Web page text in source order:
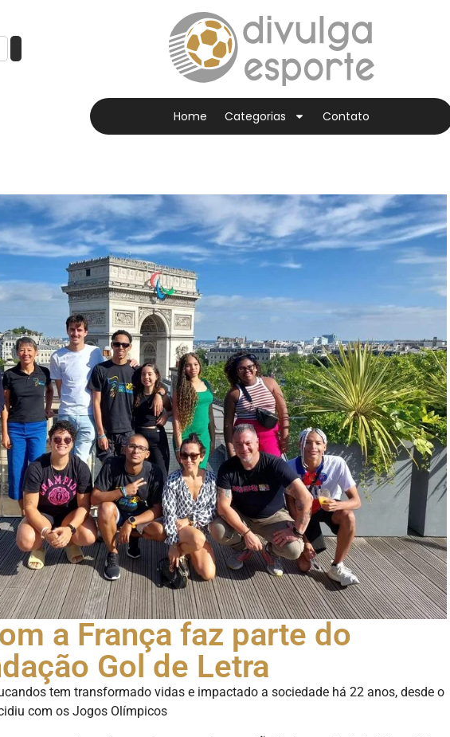
Home Categorias Contato
a França faz parte do
Gol de Letra
tem transformado vidas e impactado a sociedade há 22 anos, desde o
com os Jogos Olímpicos